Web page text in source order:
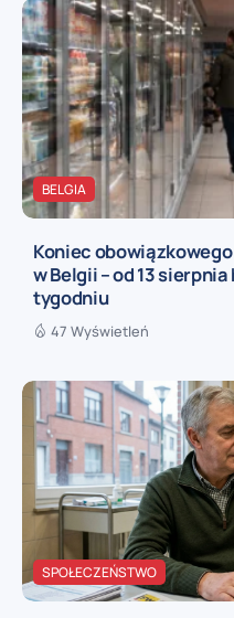
BELGIA
Koniec
w Belgii – od 13
tygodniu
47 Wyświetleń
SPOŁECZEŃSTWO